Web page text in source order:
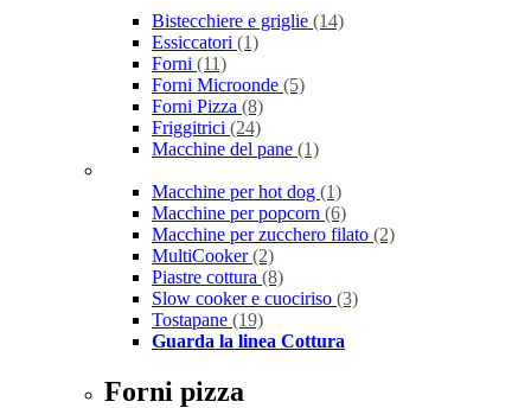
Bistecchiere e griglie (14)
Essiccatori (1)
Forni (11)
Forni Microonde (5)
Forni Pizza (8)
Friggitrici (24)
Macchine del pane (1)
Macchine per hot dog (1)
Macchine per popcorn (6)
Macchine per zucchero filato (2)
MultiCooker(2)
Piastre cottura (8)
Slow cooker e cuociriso (3)
Tostapane (19)
Guarda la linea Cottura
Forni pizza